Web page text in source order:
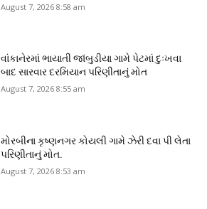
August 7, 2026 8:58 am
વાંકાનેરમાં ભાયાતી જાંબુડીયા ગામે પેટમાં દુઃખવા
બાદ સારવાર દરમિયાન પરિણીતાનું મોત
August 7, 2026 8:55 am
મોરબીના કૃષ્ણનગર કોયલી ગામે ઝેરી દવા પી લેતા
પરિણીતાનું મોત.
August 7, 2026 8:53 am